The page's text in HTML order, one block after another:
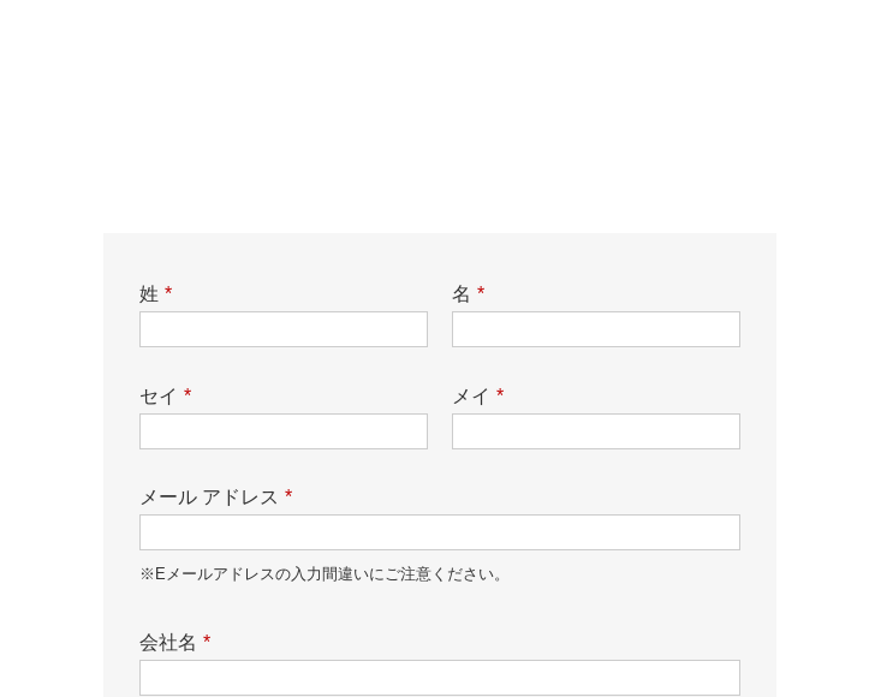
*
姓 *
名
*
セイ *
メイ
*
メール アドレス
※Eメールアドレスの入力間違いにご注意ください。
*
会社名